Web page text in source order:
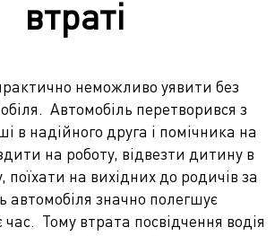
втраті
неможливо уявити без
Автомобіль перетворився з
в надійного друга і помічника на
на роботу, відвезти дитину в
на вихідних до родичів за
автомобіля значно полегшує
час. Тому втрата посвідчення водія